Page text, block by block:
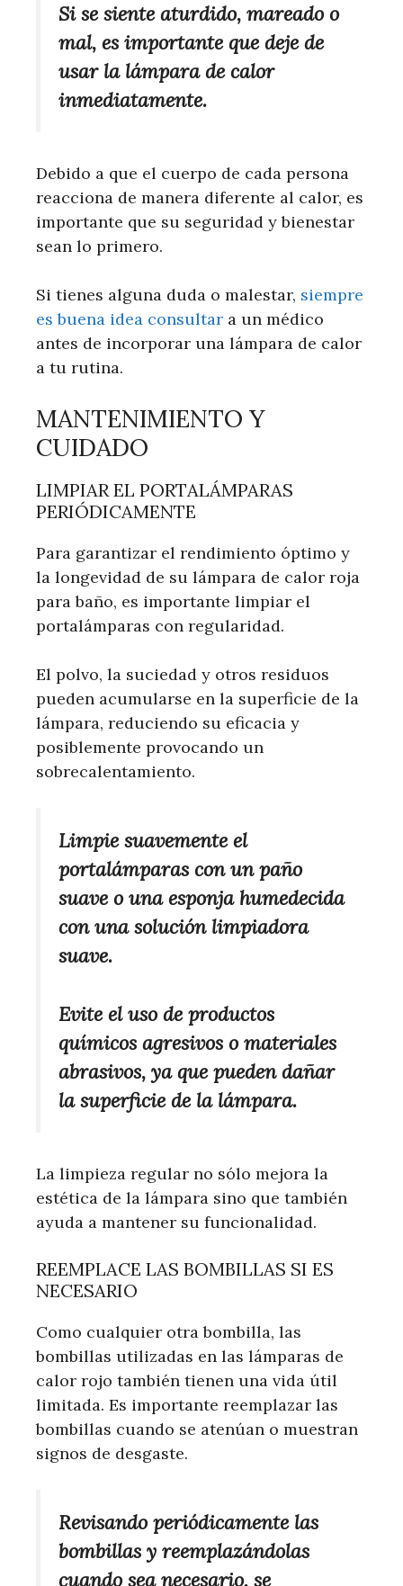
Si se siente aturdido, mareado o
mal, es importante que deje de
usar la lámpara de calor
inmediatamente.
Debido a que el cuerpo de cada persona
reacciona de manera diferente al calor, es
importante que su seguridad y bienestar
sean lo primero.
Si tienes alguna duda o malestar, siempre
es buena idea consultar a un médico
antes de incorporar una lámpara de calor
a tu rutina.
MANTENIMIENTO Y
CUIDADO
LIMPIAR EL PORTALÁMPARAS
PERIÓDICAMENTE
Para garantizar el rendimiento óptimo y
la longevidad de su lámpara de calor roja
para baño, es importante limpiar el
portalámparas con regularidad.
El polvo, la suciedad y otros residuos
pueden acumularse en la superficie de la
lámpara, reduciendo su eficacia y
posiblemente provocando un
sobrecalentamiento.
Limpie suavemente el
portalámparas con un paño
suave o una esponja humedecida
con una solución limpiadora
suave.
Evite el uso de productos
químicos agresivos o materiales
abrasivos, ya que pueden dañar
la superficie de la lámpara.
La limpieza regular no sólo mejora la
estética de la lámpara sino que también
ayuda a mantener su funcionalidad.
REEMPLACE LAS BOMBILLAS SI ES
NECESARIO
Como cualquier otra bombilla, las
bombillas utilizadas en las lámparas de
calor rojo también tienen una vida útil
limitada. Es importante reemplazar las
bombillas cuando se atenúan o muestran
signos de desgaste.
Revisando periódicamente las
bombillas y reemplazándolas
cuando sea necesario, se